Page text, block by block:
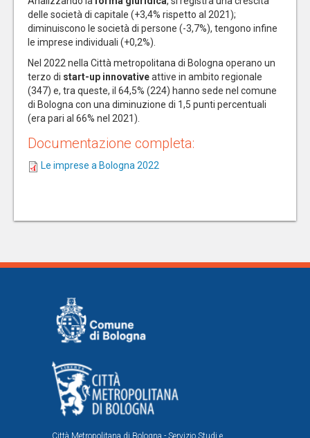
delle società di capitale (+3,4% rispetto al 2021);
diminuiscono le società di persone (-3,7%), tengono infine
le imprese individuali (+0,2%).
Nel 2022 nella Città metropolitana di Bologna operano un
terzo di start-up innovativeattive in ambito regionale
(347) e, tra queste, il 64,5% (224) hanno sede nel comune
di Bologna con una diminuzione di 1,5 punti percentuali
(era pari al 66% nel 2021).
Documentazione completa:
Le imprese a Bologna 2022